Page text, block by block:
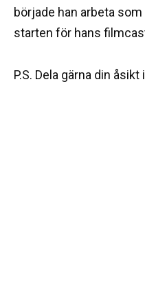
började han arbeta
starten för hans
P.S. Dela gärna din